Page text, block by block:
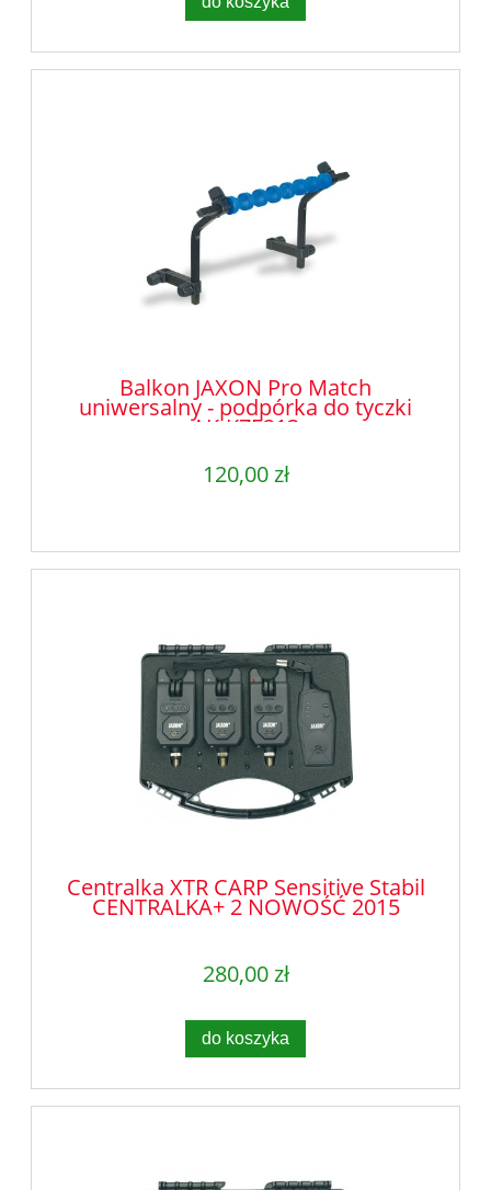
Balkon JAXON Pro Match
uniwersalny - podpórka do tyczki
AK-KZE213
120,00 zł
Centralka XTR CARP Sensitive Stabil
CENTRALKA+ 2 NOWOŚĆ 2015
280,00 zł
do koszyka